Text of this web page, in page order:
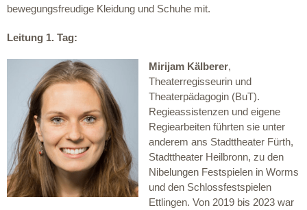
bewegungsfreudige Kleidung und Schuhe mit.
Leitung 1. Tag:
Mirijam Kälberer,
Theaterregisseurin und
Theaterpädagogin (BuT).
Regieassistenzen und eigene
Regiearbeiten führten sie unter
anderem ans Stadttheater Fürth,
Stadttheater Heilbronn, zu den
Nibelungen Festspielen in Worms
und den Schlossfestspielen
Ettlingen. Von 2019 bis 2023 war